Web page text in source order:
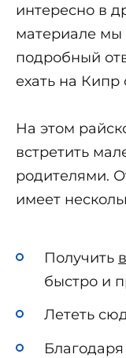
интересно в
материале мы
подробный
ехать на Кипр
На этом
встретить
родителями.
имеет
Получить
быстро и
Лететь